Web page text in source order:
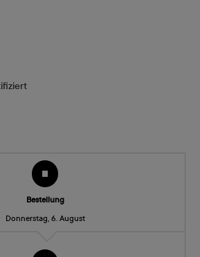
Bestellung
Donnerstag, 6. August